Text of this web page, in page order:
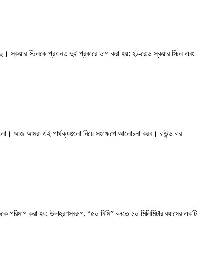
স্কয়ার স্টিলকে প্রধানত দুই প্রকারে ভাগ করা হয়: হট-রোল্ড স্কয়ার স্টিল এবং
হলো। আজ আমরা এই পার্থক্যগুলো নিয়ে সংক্ষেপে আলোচনা করব। রাউন্ড বার
পরিমাপ করা হয়; উদাহরণস্বরূপ, “৫০ মিমি” বলতে ৫০ মিলিমিটার ব্যাসের একটি